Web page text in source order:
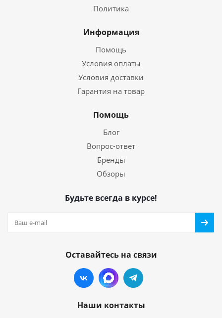
Политика
Информация
Помощь
Условия оплаты
Условия доставки
Гарантия на товар
Помощь
Блог
Вопрос-ответ
Бренды
Обзоры
Будьте всегда в курсе!
Оставайтесь на связи
Наши контакты